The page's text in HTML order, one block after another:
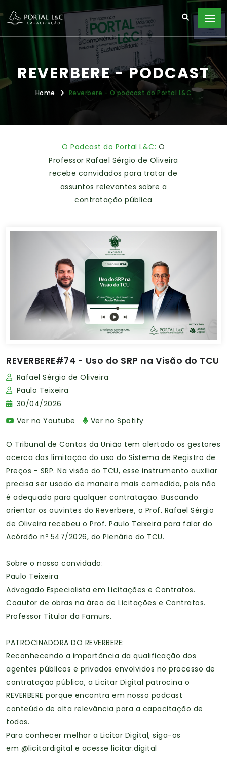
REVERBERE - PODCAST
Home Reverbere - O podcast do Portal L&C
O Podcast do Portal L&C: O
Professor Rafael Sérgio de Oliveira
recebe convidados para tratar de
assuntos relevantes sobre a
contratação pública
REVERBERE#74 - Uso do SRP na Visão do TCU
Rafael Sérgio de Oliveira
Paulo Teixeira
30/04/2026
Ver no Youtube
Ver no Spotify
O Tribunal de Contas da União tem alertado os gestores
acerca das limitação do uso do Sistema de Registro de
Preços - SRP. Na visão do TCU, esse instrumento auxiliar
precisa ser usado de maneira mais comedida, pois não
é adequado para qualquer contratação. Buscando
orientar os ouvintes do Reverbere, o Prof. Rafael Sérgio
de Oliveira recebeu o Prof. Paulo Teixeira para falar do
Acórdão nº 547/2026, do Plenário do TCU.
Sobre o nosso convidado:
Paulo Teixeira
Advogado Especialista em Licitações e Contratos.
Coautor de obras na área de Licitações e Contratos.
Professor Titular da Famurs.
PATROCINADORA DO REVERBERE:
Reconhecendo a importância da qualificação dos
agentes públicos e privados envolvidos no processo de
contratação pública, a Licitar Digital patrocina o
REVERBERE porque encontra em nosso podcast
conteúdo de alta relevância para a capacitação de
todos.
Para conhecer melhor a Licitar Digital, siga-os
em @licitardigital e acesse licitar.digital